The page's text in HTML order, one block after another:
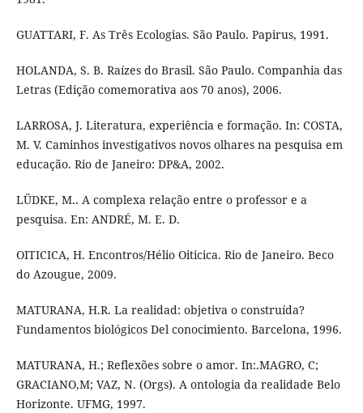
GUATTARI, F. As Três Ecologias. São Paulo. Papirus, 1991.
HOLANDA, S. B. Raízes do Brasil. São Paulo. Companhia das
Letras (Edição comemorativa aos 70 anos), 2006.
LARROSA, J. Literatura, experiência e formação. In: COSTA,
M. V. Caminhos investigativos novos olhares na pesquisa em
educação. Rio de Janeiro: DP&A, 2002.
LÜDKE, M.. A complexa relação entre o professor e a
pesquisa. En: ANDRÉ, M. E. D.
OITICICA, H. Encontros/Hélio Oiticica. Rio de Janeiro. Beco
do Azougue, 2009.
MATURANA, H.R. La realidad: objetiva o construída?
Fundamentos biológicos Del conocimiento. Barcelona, 1996.
MATURANA, H.; Reflexões sobre o amor. In:.MAGRO, C;
GRACIANO,M; VAZ, N. (Orgs). A ontologia da realidade Belo
Horizonte. UFMG, 1997.